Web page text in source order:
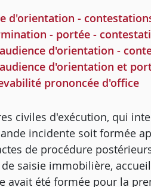
d'orientation -
- portée -
d'orientation -
d'orientation et
prononcée d'office
civiles d'exécution, qui
incidente soit formée
de procédure
saisie immobilière,
avait été formée pour la